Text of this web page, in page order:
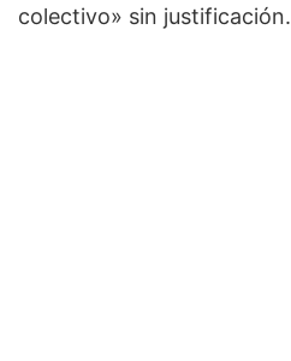
colectivo» sin justificación.